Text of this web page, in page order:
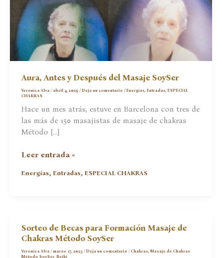
Aura, Antes y Después del Masaje SoySer
Veronica Alva/ abril 4, 2025/Deja un comentario /Energías,Entradas,ESPECIAL
CHAKRAS
Hace un mes atrás, estuve en Barcelona con tres de
las más de 150 masajistas de masaje de chakras
Método […]
Aura,
y
Leer entrada »
Energías,Entradas,ESPECIAL CHAKRAS
Sorteo de Becas para Formación Masaje de
Chakras Método SoySer
Veronica Alva/marzo 17, 2023/Deja un comentario /Chakras,Masaje de Chakras
Método SoySer,Reiki